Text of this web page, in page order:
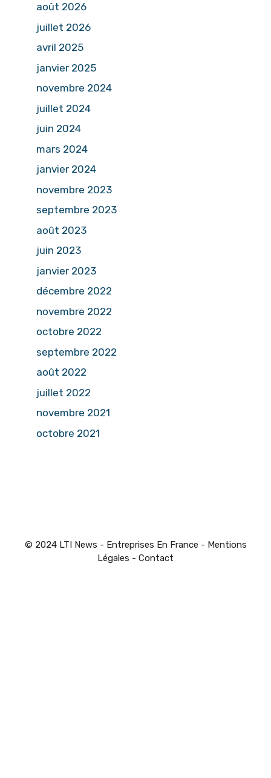
août 2026
juillet 2026
avril 2025
janvier 2025
novembre 2024
juillet 2024
juin 2024
mars 2024
janvier 2024
novembre 2023
septembre 2023
août 2023
juin 2023
janvier 2023
décembre 2022
novembre 2022
octobre 2022
septembre 2022
août 2022
juillet 2022
novembre 2021
octobre 2021
© 2024 LTI News - Entreprises En France - Mentions
Légales - Contact